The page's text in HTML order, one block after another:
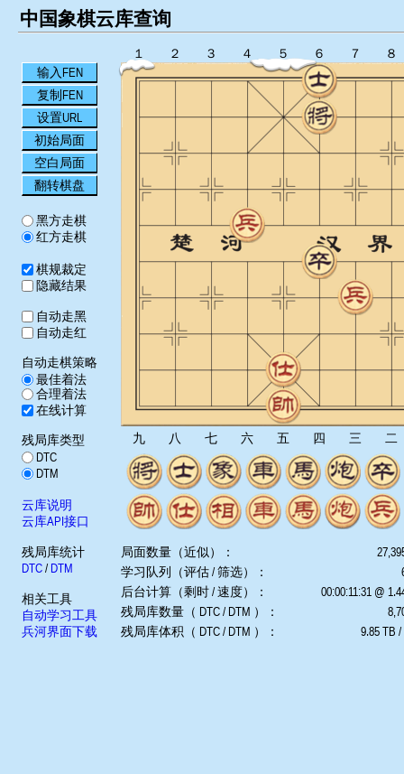
中国象棋云库查询
输入FEN
复制FEN
设置URL
初始局面
空白局面
翻转棋盘
黑方走棋
红方走棋
棋规裁定
隐藏结果
自动走黑
自动走红
自动走棋策略
最佳着法
合理着法
在线计算
残局库类型
DTC
DTM
云库说明
云库API接口
残局库统计
DTC/ DTM
相关工具
自动学习工具
兵河界面下载
１ ２ ３ ４ ５ ６ ７ ８
九 八 七 六 五 四 三 二
局面数量（近似）：
学习队列（评估 / 筛选）：
后台计算（剩时 / 速度）：
00:00:11:31 @
残局库数量（ DTC / DTM ）：
残局库体积（ DTC / DTM ）：
9.85 TB